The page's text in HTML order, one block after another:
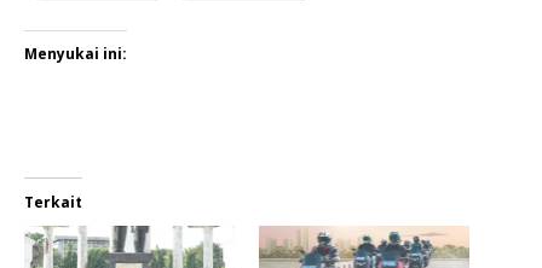
Menyukai ini:
Terkait